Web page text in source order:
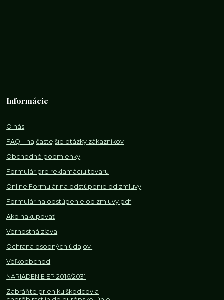
Informácie
O nás
FAQ – najčastejšie otázky zákazníkov
Obchodné podmienky
Formulár pre reklamáciu tovaru
Online Formulár na odstúpenie od zmluvy
Formulár na odstúpenie od zmluvy pdf
Ako nakupovať
Vernostná zľava
Ochrana osobných údajov
Veľkoobchod
NARIADENIE EP 2016/2031
Zabráňte prieniku škodcov a